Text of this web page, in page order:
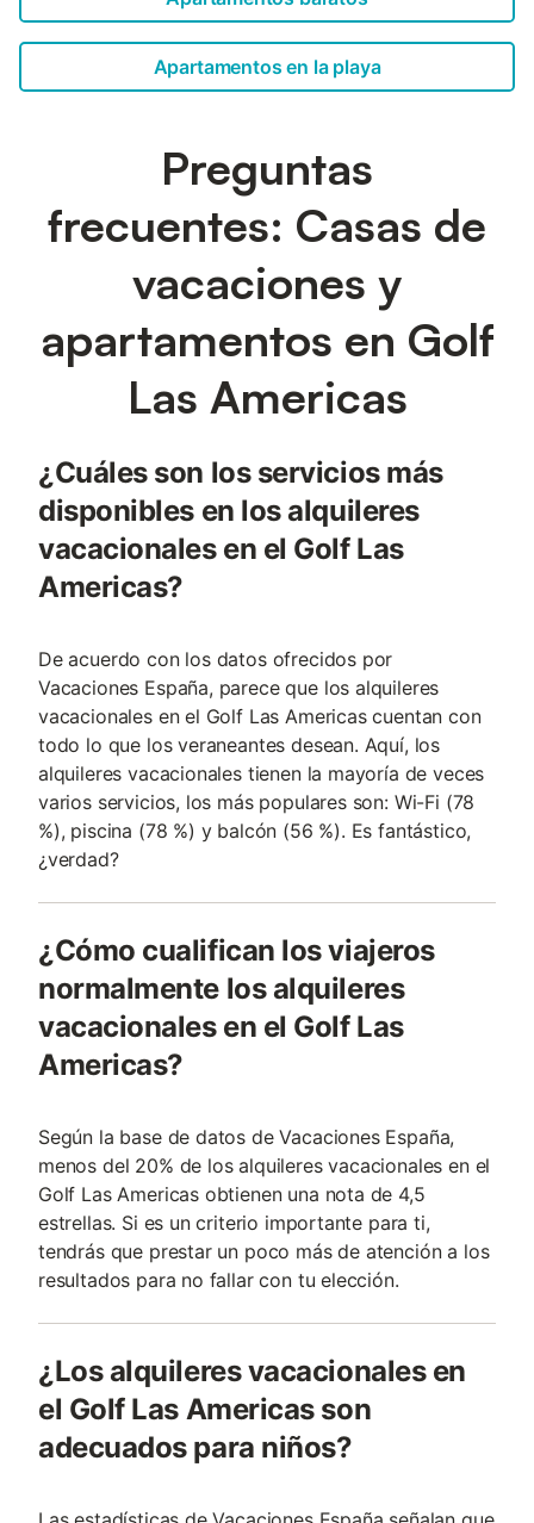
Apartamentos en la playa
Preguntas
frecuentes: Casas de
vacaciones y
apartamentos en Golf
Las Americas
¿Cuáles son los servicios más
disponibles en los alquileres
vacacionales en el Golf Las
Americas?
De acuerdo con los datos ofrecidos por
Vacaciones España, parece que los alquileres
vacacionales en el Golf Las Americas cuentan con
todo lo que los veraneantes desean. Aquí, los
alquileres vacacionales tienen la mayoría de veces
varios servicios, los más populares son: Wi-Fi (78
%), piscina (78 %) y balcón (56 %). Es fantástico,
¿verdad?
¿Cómo cualifican los viajeros
normalmente los alquileres
vacacionales en el Golf Las
Americas?
Según la base de datos de Vacaciones España,
menos del 20% de los alquileres vacacionales en el
Golf Las Americas obtienen una nota de 4,5
estrellas. Si es un criterio importante para ti,
tendrás que prestar un poco más de atención a los
resultados para no fallar con tu elección.
¿Los alquileres vacacionales en
el Golf Las Americas son
adecuados para niños?